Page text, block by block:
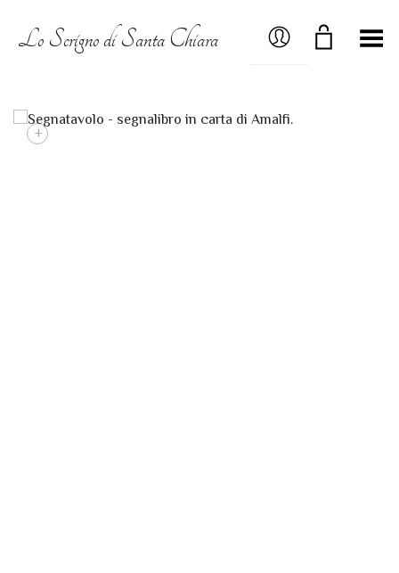
Lo Scrigno di Santa Chiara MY ACCOUNT
Menú
+